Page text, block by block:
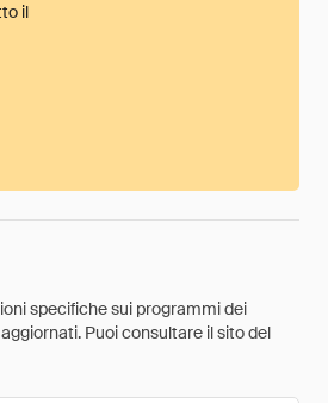
il
specifiche sui programmi dei
Puoi consultare il sito del